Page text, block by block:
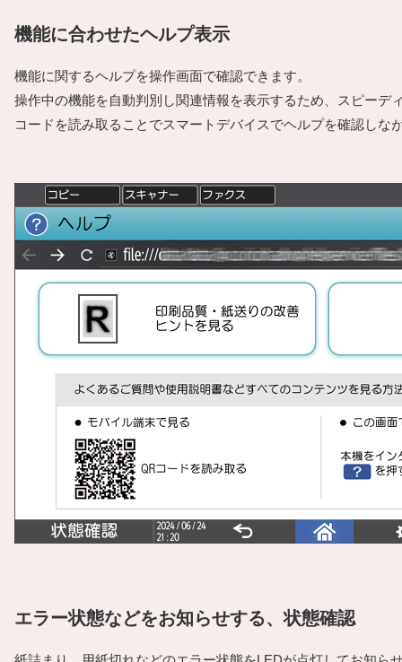
機能に合わせたヘルプ表示
機能に関するヘルプを操作画面で確認できます。
操作中の機能を自動判別し関連情報を表示するため、スピーデ
コードを読み取ることでスマートデバイスでヘルプを確認しな
エラー状態などをお知らせする、状態確認